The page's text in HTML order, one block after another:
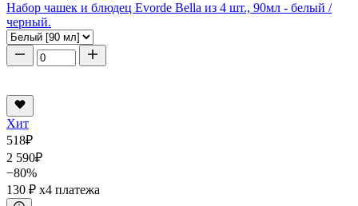
Набор чашек и блюдец Evorde Bella из 4 шт., 90мл - белый /
черный.
Хит
518₽
2 590₽
−80%
130 ₽ x4 платежа